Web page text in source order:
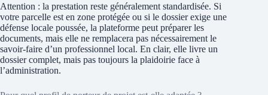
Attention : la prestation reste généralement standardisée. Si
votre parcelle est en zone protégée ou si le dossier exige une
défense locale poussée, la plateforme peut préparer les
documents, mais elle ne remplacera pas nécessairement le
savoir-faire d’un professionnel local. En clair, elle livre un
dossier complet, mais pas toujours la plaidoirie face à
l’administration.